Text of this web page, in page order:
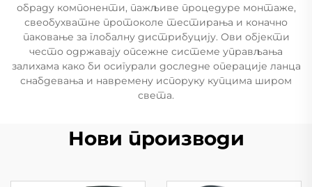
обраду компоненти, пажљиве процедуре монтаже,
свеобухватне протоколе тестирања и коначно
паковање за глобалну дистрибуцију. Ови објекти
често одржавају опсежне системе управљања
залихама како би осигурали доследне операције ланца
снабдевања и навремену испоруку купцима широм
света.
Нови производи